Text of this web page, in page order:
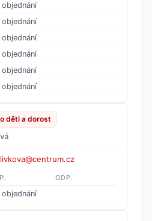
objednání
objednání
objednání
objednání
objednání
objednání
děti a dorost
ODP.
objednání